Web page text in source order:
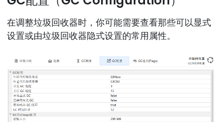
在调整垃圾回收器时，你可能需要查看那些可以显式
设置或由垃圾回收器隐式设置的常用属性。